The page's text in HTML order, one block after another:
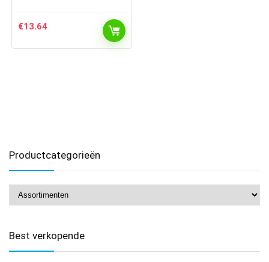
€13.64
Productcategorieën
Best verkopende